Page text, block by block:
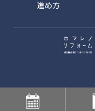
進め方